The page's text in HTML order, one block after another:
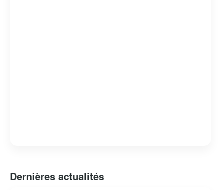
Dernières actualités